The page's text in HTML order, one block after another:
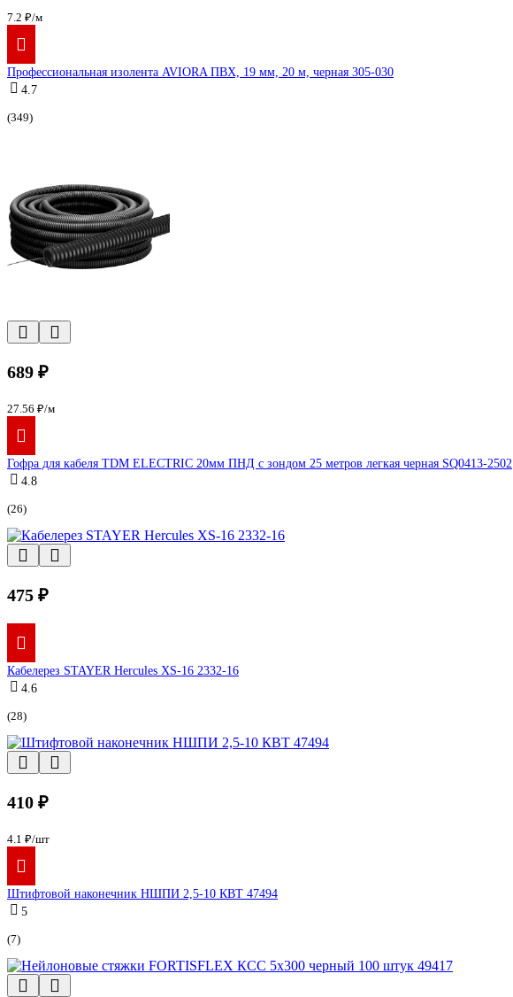
7.2 ₽/м
Профессиональная изолента AVIORA ПВХ, 19 мм, 20 м, черная 305-030
4.7
(349)
689 ₽
27.56 ₽/м
Гофра для кабеля TDM ELECTRIC 20мм ПНД с зондом 25 метров легкая черная SQ0413-2502
4.8
(26)
475 ₽
Кабелерез STAYER Hercules XS-16 2332-16
4.6
(28)
410 ₽
4.1 ₽/шт
Штифтовой наконечник НШПИ 2,5-10 КВТ 47494
5
(7)